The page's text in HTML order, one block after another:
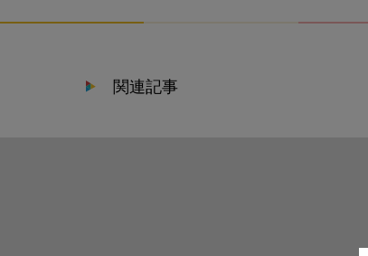
関連記事